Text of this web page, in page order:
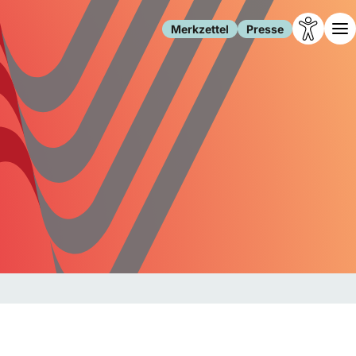
Merkzettel Presse
Leben
Familie
Freizeit
Gesundheit
Internet
Gesellschaft
Forschung
Migration
Polizei